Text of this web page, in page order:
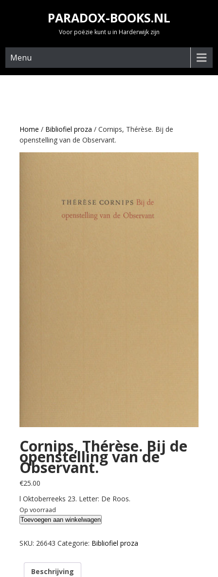
PARADOX-BOOKS.NL
Voor poëzie kunt u in Harderwijk zijn
Menu
Home / Bibliofiel proza / Cornips, Thérèse. Bij de
openstelling van de Observant.
Cornips, Thérèse. Bij de
openstelling van de
Observant.
€25.00
l Oktoberreeks 23. Letter: De Roos.
Op voorraad
Cornips,
Bij
openstelling
Toevoegen aan winkelwagen
SKU: 26643 Categorie: Bibliofiel proza
Beschrijving